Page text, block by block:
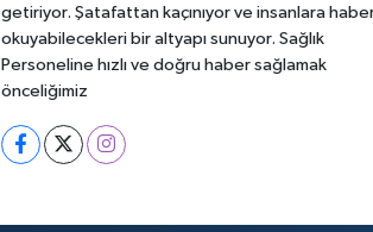
getiriyor. Şatafattan kaçınıyor ve insanlara
okuyabilecekleri bir altyapı sunuyor. Sağlık
Personeline hızlı ve doğru haber sağlamak
önceliğimiz